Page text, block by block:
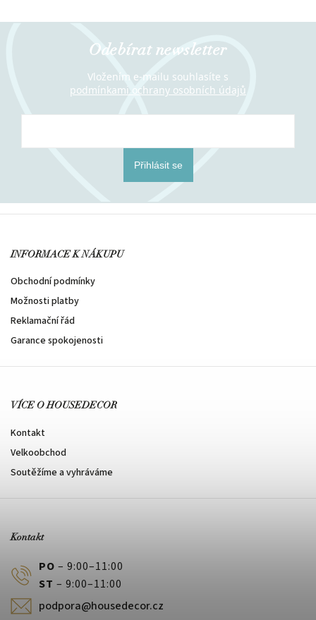
Odebírat newsletter
Vložením e-mailu souhlasíte s
podmínkami ochrany osobních údajů
Přihlásit se
INFORMACE K NÁKUPU
Obchodní podmínky
Možnosti platby
Reklamační řád
Garance spokojenosti
VÍCE O HOUSEDECOR
Kontakt
Velkoobchod
Soutěžíme a vyhráváme
Kontakt
PO – 9:00–11:00
ST – 9:00–11:00
podpora@housedecor.cz